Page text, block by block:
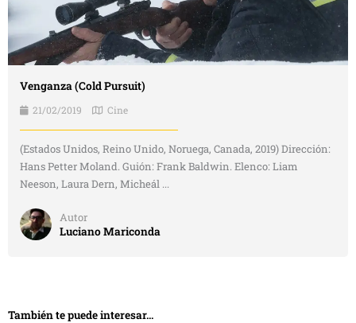
Venganza (Cold Pursuit)
21/02/2019 Cine
(Estados Unidos, Reino Unido, Noruega, Canada, 2019) Dirección:
Hans Petter Moland. Guión: Frank Baldwin. Elenco: Liam
Neeson, Laura Dern, Micheál ...
Autor
Luciano Mariconda
También te puede interesar...